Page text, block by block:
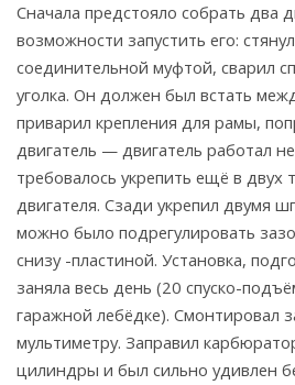
Сначала предстояло собрать два
возможности запустить его:
соединительной муфтой, сварил
уголка. Он должен был встать
приварил крепления для рамы,
двигатель — двигатель работал
требовалось укрепить ещё в двух
двигателя. Сзади укрепил двумя
можно было подрегулировать
снизу -пластиной. Установка,
заняла весь день (20 спуско-
гаражной лебёдке). Смонтировал
мультиметру. Заправил
цилиндры и был сильно удивлен